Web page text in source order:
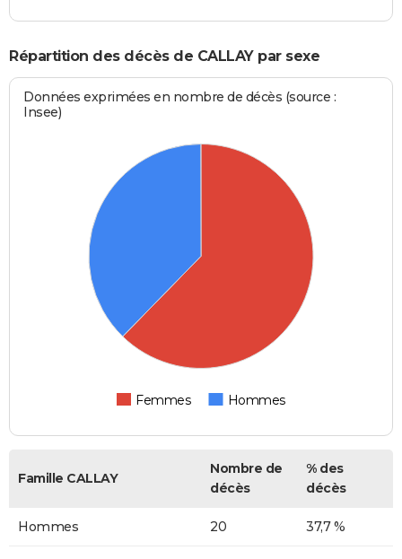
Répartition des décès de CALLAY par sexe
Données exprimées en nombre de décès (source :
Insee)
Femmes Hommes
Famille CALLAY
Nombre de
décès
% des
décès
Hommes 20 37,7 %